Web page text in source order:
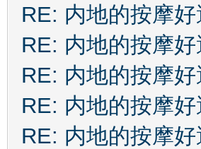
RE: 内地的按摩
RE: 内地的按摩
RE: 内地的按摩
RE: 内地的按摩
RE: 内地的按摩